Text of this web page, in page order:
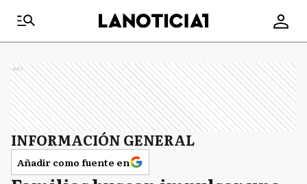
Ads
INFORMACIÓN GENERAL
Añadir como fuente en